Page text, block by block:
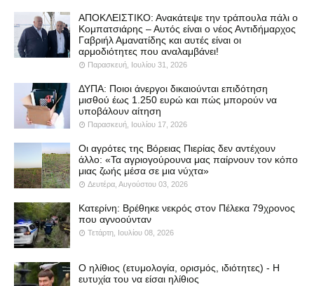
ΑΠΟΚΛΕΙΣΤΙΚΟ: Ανακάτεψε την τράπουλα πάλι ο
Κομπατσιάρης – Αυτός είναι ο νέος Αντιδήμαρχος
Γαβριήλ Αμανατίδης και αυτές είναι οι
αρμοδιότητες που αναλαμβάνει!
Παρασκευή, Ιουλίου 31, 2026
ΔΥΠΑ: Ποιοι άνεργοι δικαιούνται επιδότηση
μισθού έως 1.250 ευρώ και πώς μπορούν να
υποβάλουν αίτηση
Παρασκευή, Ιουλίου 17, 2026
Οι αγρότες της Βόρειας Πιερίας δεν αντέχουν
άλλο: «Τα αγριογούρουνα μας παίρνουν τον κόπο
μιας ζωής μέσα σε μια νύχτα»
Δευτέρα, Αυγούστου 03, 2026
Κατερίνη: Βρέθηκε νεκρός στον Πέλεκα 79χρονος
που αγνοούνταν
Τετάρτη, Ιουλίου 08, 2026
Ο ηλίθιος (ετυμολογία, ορισμός, ιδιότητες) - Η
ευτυχία του να είσαι ηλίθιος